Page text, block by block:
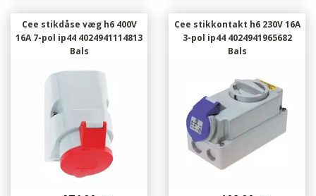
Cee stikdåse væg h6 400V
16A 7-pol ip44 4024941114813
Bals
Cee stikkontakt h6 230V 16A
3-pol ip44 4024941965682
Bals